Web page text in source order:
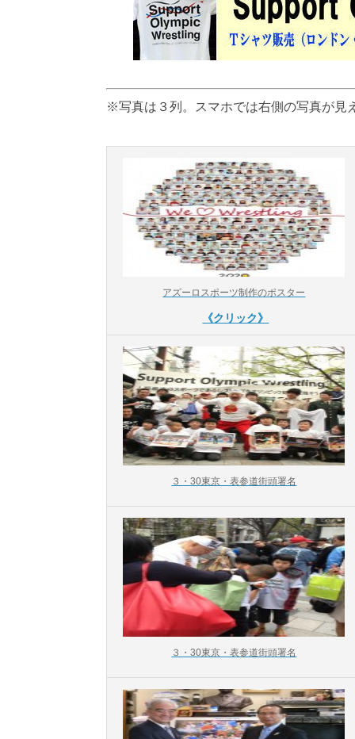
※写真は３列。スマホでは右側の写真が見
アズーロスポーツ制作のポスター
《クリック》
３・30東京・表参道街頭署名
３・30東京・表参道街頭署名